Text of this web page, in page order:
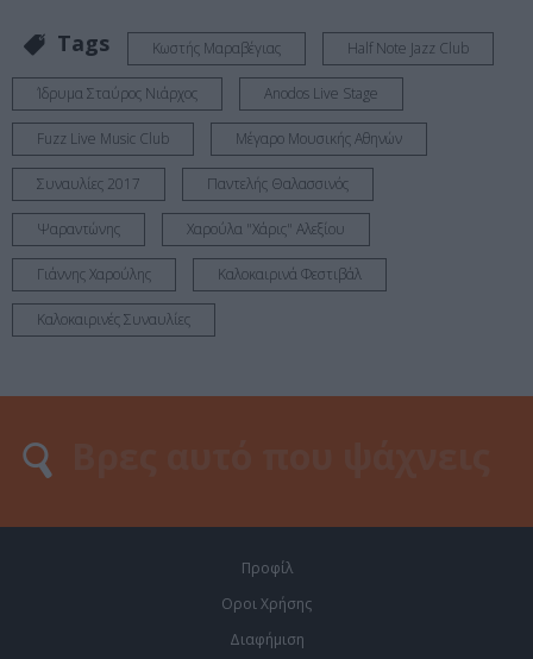
Tags Κωστής Μαραβέγιας Half Note Jazz Club
Ίδρυμα Σταύρος Νιάρχος Anodos Live Stage
Fuzz Live Music Club Μέγαρο Μουσικής Αθηνών
Συναυλίες 2017 Παντελής Θαλασσινός
Ψαραντώνης Χαρούλα "Χάρις" Αλεξίου
Γιάννης Χαρούλης Καλοκαιρινά Φεστιβάλ
Καλοκαιρινές Συναυλίες
Προφίλ
Οροι Χρήσης
Διαφήμιση